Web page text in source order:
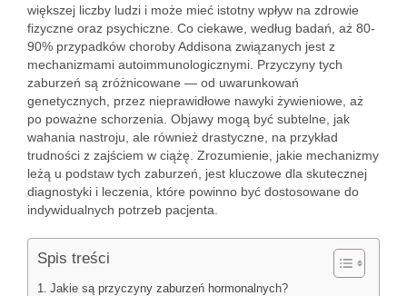
większej liczby ludzi i może mieć istotny wpływ na zdrowie
fizyczne oraz psychiczne. Co ciekawe, według badań, aż 80-
90% przypadków choroby Addisona związanych jest z
mechanizmami autoimmunologicznymi. Przyczyny tych
zaburzeń są zróżnicowane — od uwarunkowań
genetycznych, przez nieprawidłowe nawyki żywieniowe, aż
po poważne schorzenia. Objawy mogą być subtelne, jak
wahania nastroju, ale również drastyczne, na przykład
trudności z zajściem w ciążę. Zrozumienie, jakie mechanizmy
leżą u podstaw tych zaburzeń, jest kluczowe dla skutecznej
diagnostyki i leczenia, które powinno być dostosowane do
indywidualnych potrzeb pacjenta.
Spis treści
Jakie są przyczyny zaburzeń hormonalnych?